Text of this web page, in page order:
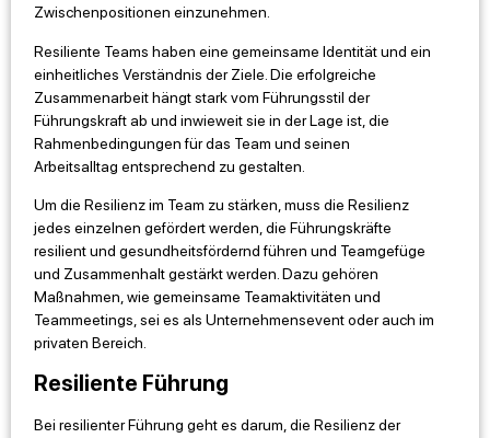
Zwischenpositionen einzunehmen.
Resiliente Teams haben eine gemeinsame Identität und ein
einheitliches Verständnis der Ziele. Die erfolgreiche
Zusammenarbeit hängt stark vom Führungsstil der
Führungskraft ab und inwieweit sie in der Lage ist, die
Rahmenbedingungen für das Team und seinen
Arbeitsalltag entsprechend zu gestalten.
Um die Resilienz im Team zu stärken, muss die Resilienz
jedes einzelnen gefördert werden, die Führungskräfte
resilient und gesundheitsfördernd führen und Teamgefüge
und Zusammenhalt gestärkt werden. Dazu gehören
Maßnahmen, wie gemeinsame Teamaktivitäten und
Teammeetings, sei es als Unternehmensevent oder auch im
privaten Bereich.
Resiliente Führung
Bei resilienter Führung geht es darum, die Resilienz der